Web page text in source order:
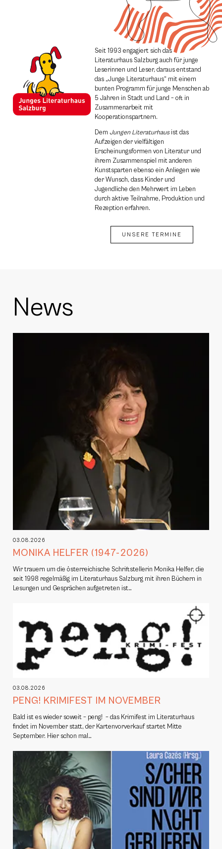
Seit 1993 engagiert sich das
Literaturhaus Salzburg auch für junge
Leserinnen und Leser, daraus entstand
das „Junge Literaturhaus“ mit einem
bunten Programm für junge Menschen ab
5 Jahren in Stadt und Land – oft in
Zusammenarbeit mit
Kooperationspartnern.
Dem Jungen Literaturhausist das
Aufzeigen der vielfältigen
Erscheinungsformen von Literatur und
ihrem Zusammenspiel mit anderen
Kunstsparten ebenso ein Anliegen wie
der Wunsch, dass Kinder und
Jugendliche den Mehrwert im Leben
durch aktive Teilnahme, Produktion und
Rezeption erfahren.
UNSERE TERMINE
News
03.08.2026
MONIKA HELFER (1947-2026)
Wir trauern um die österreichische Schriftstellerin Monika Helfer, die
seit 1998 regelmäßig im Literaturhaus Salzburg mit ihren Büchern in
Lesungen und Gesprächen aufgetreten ist…
03.08.2026
PENG! KRIMIFEST IM NOVEMBER
Bald ist es wieder soweit – peng! – das Krimifest im Literaturhaus
findet im November statt, der Kartenvorverkauf startet Mitte
September. Hier schon mal…